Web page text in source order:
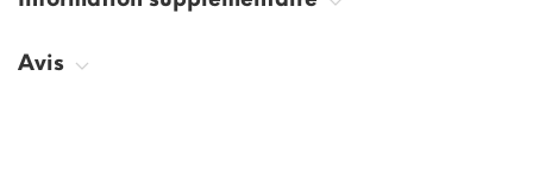
Avis